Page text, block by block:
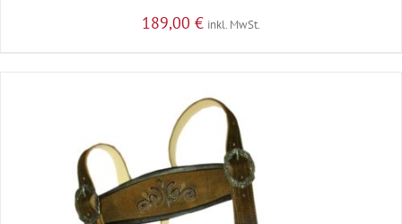
189,00 € inkl. MwSt.